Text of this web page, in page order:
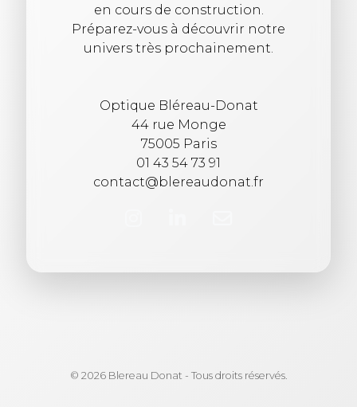
en cours de construction.
Préparez-vous à découvrir notre
univers très prochainement.
Optique Bléreau-Donat
44 rue Monge
75005 Paris
01 43 54 73 91
contact@blereaudonat.fr
© 2026 Blereau Donat - Tous droits réservés.